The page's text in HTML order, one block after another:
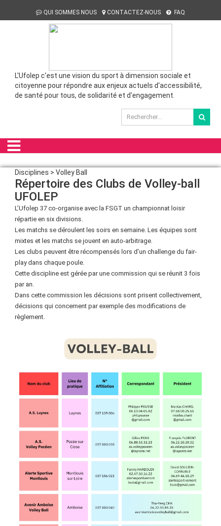
QUI SOMMES NOUS CONTACTEZ-NOUS FAQ
L'Ufolep c'est une vision du sport à dimension sociale et
citoyenne pour répondre aux enjeux actuels d'accessibilité,
de santé pour tous, de solidarité et d'engagement.
Disciplines > Volley Ball
Répertoire des Clubs de Volley-ball
UFOLEP
L’Ufolep 37 co-organise avec la FSGT un championnat loisir
répartie en six divisions.
Les matchs se déroulent les soirs en semaine. Les équipes sont
mixtes et les matchs se jouent en auto-arbitrage.
Les clubs peuvent être récompensés lors d’un challenge du fair-
play dans chaque poule.
Cette discipline est gérée par une commission qui se réunit 3 fois
par an.
Dans cette commission les décisions sont prisent collectivement,
décisions qui concernent par exemple des modifications de
règlement.